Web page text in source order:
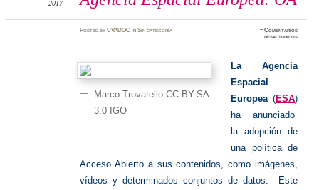
2017
PostedbyUVADOC inSin categoría ≈Comentarios
desactivadosen
Marco Trovatello CC BY-SA
3.0 IGO
La Agencia
Espacial
Europea(ESA)
ha anunciado
la adopción de
una política de
Acceso Abierto a sus contenidos, como imágenes,
vídeos y determinados conjuntos de datos. Este